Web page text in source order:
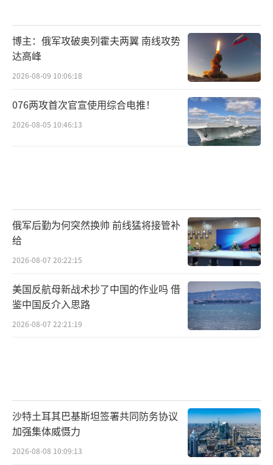
博主：俄军攻破奥列霍夫两翼 南线攻势
达高峰
2026-08-09 10:06:18
076两攻首次官宣使用综合电推！
2026-08-05 10:46:13
俄军后勤为何突然换帅 前线猛将接管补
给
2026-08-07 20:22:15
美国反航母新战术抄了中国的作业吗 借
鉴中国反介入思路
2026-08-07 22:21:19
沙特土耳其巴基斯坦签署共同防务协议
加强集体威慑力
2026-08-08 10:09:13